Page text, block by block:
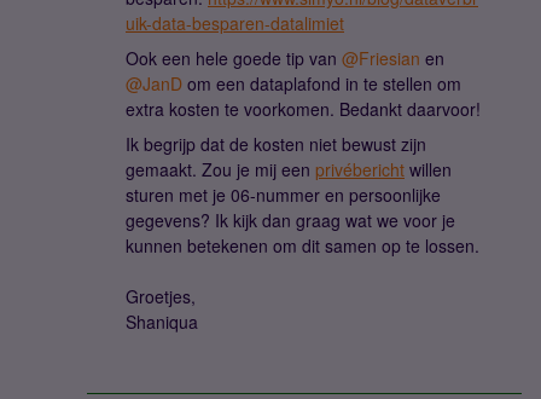
uik-data-besparen-datalimiet
Ook een hele goede tip van ​ @Friesian en ​
@JanD om een dataplafond in te stellen om
extra kosten te voorkomen. Bedankt daarvoor!
Ik begrijp dat de kosten niet bewust zijn
gemaakt. Zou je mij een privébericht willen
sturen met je 06-nummer en persoonlijke
gegevens? Ik kijk dan graag wat we voor je
kunnen betekenen om dit samen op te lossen.
Groetjes,
Shaniqua